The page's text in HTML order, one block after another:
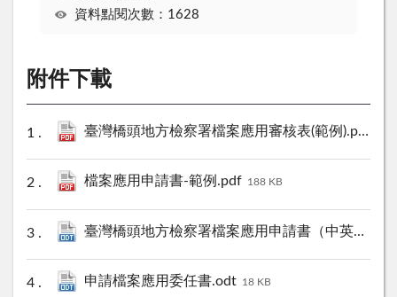
資料點閱次數：1628
附件下載
臺灣橋頭地方檢察署檔案應用審核表(範例).pdf
檔案應用申請書-範例.pdf 188 KB
臺灣橋頭地方檢察署檔案應用申請書（中英文）.odt
申請檔案應用委任書.odt 18 KB